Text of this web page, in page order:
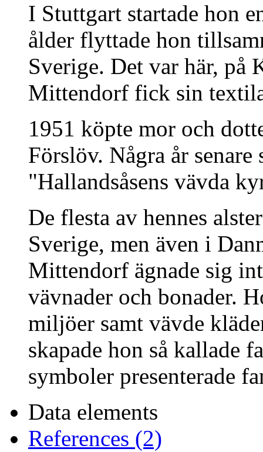
I Stuttgart startade hon
ålder flyttade hon
Sverige. Det var här, på
Mittendorf fick sin
1951 köpte mor och
Förslöv. Några år
"Hallandsåsens vävda
De flesta av hennes
Sverige, men även i
Mittendorf ägnade sig
vävnader och bonader.
miljöer samt vävde
skapade hon så kallade
symboler presenterade
Data elements
References (2)